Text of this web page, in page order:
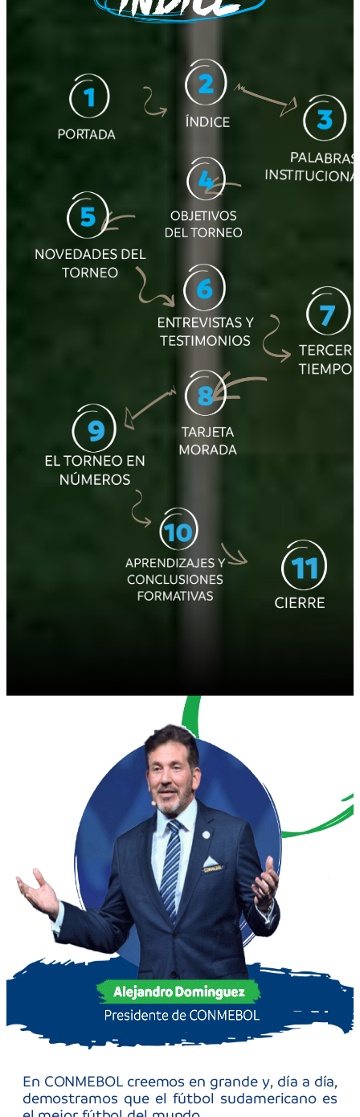
En CONMEBOL creemos en grande y, día a día,
demostramos que el fútbol sudamericano es
el mejor fútbol del mundo.
Esta primera edición de la CONMEBOL Liga
Evolución Sub 15 2025 marca un hito: por
primera vez una confederación organiza de
manera simultánea un torneo masculino y
femenino en esta categoría.
El desarrollo del fútbol sudamericano se
expresa en cada momento de esta edición. Es
la prueba de que cuando el talento y la
creatividad se potencian con nuestra pasión,
alcanzamos un nivel incomparable.
Gracias a todas las selecciones, cuerpos
técnicos, y equipos de trabajo por su
compromiso